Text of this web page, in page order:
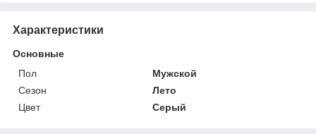
Характеристики
Основные
Пол
Мужской
Сезон
Лето
Цвет
Серый